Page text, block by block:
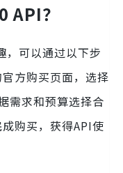
API？
，可以通过以下步
方购买页面，选择
需求和预算选择合
购买，获得API使